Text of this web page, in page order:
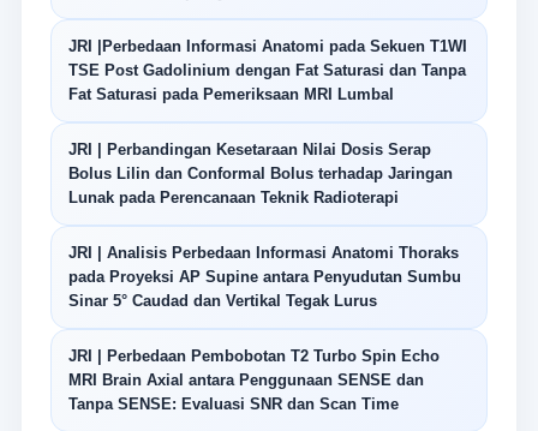
JRI |Perbedaan Informasi Anatomi pada Sekuen T1WI
TSE Post Gadolinium dengan Fat Saturasi dan Tanpa
Fat Saturasi pada Pemeriksaan MRI Lumbal
JRI | Perbandingan Kesetaraan Nilai Dosis Serap
Bolus Lilin dan Conformal Bolus terhadap Jaringan
Lunak pada Perencanaan Teknik Radioterapi
JRI | Analisis Perbedaan Informasi Anatomi Thoraks
pada Proyeksi AP Supine antara Penyudutan Sumbu
Sinar 5° Caudad dan Vertikal Tegak Lurus
JRI | Perbedaan Pembobotan T2 Turbo Spin Echo
MRI Brain Axial antara Penggunaan SENSE dan
Tanpa SENSE: Evaluasi SNR dan Scan Time